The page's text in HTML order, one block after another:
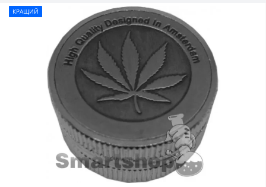
КРАЩИЙ